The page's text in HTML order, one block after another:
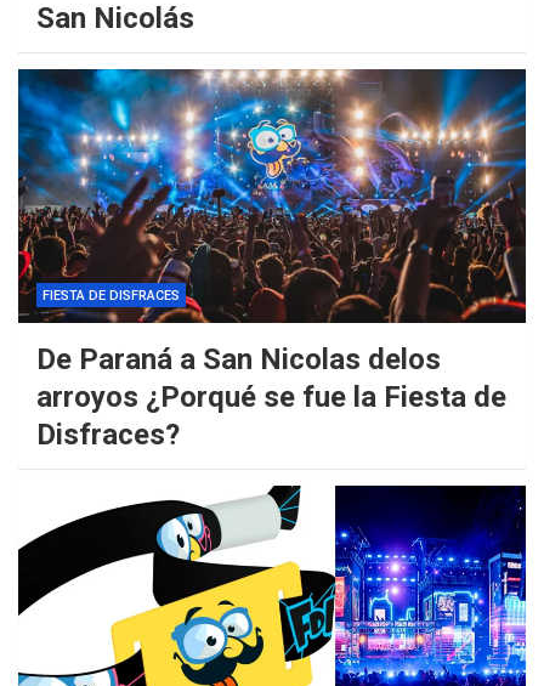
San Nicolás
FIESTA DE DISFRACES
De Paraná a San Nicolas delos
arroyos ¿Porqué se fue la Fiesta de
Disfraces?